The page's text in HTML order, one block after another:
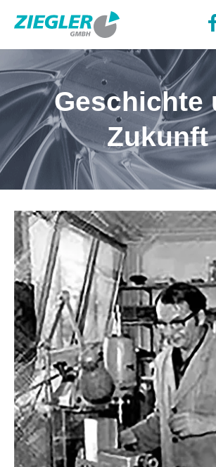
Geschichte
Zukunft